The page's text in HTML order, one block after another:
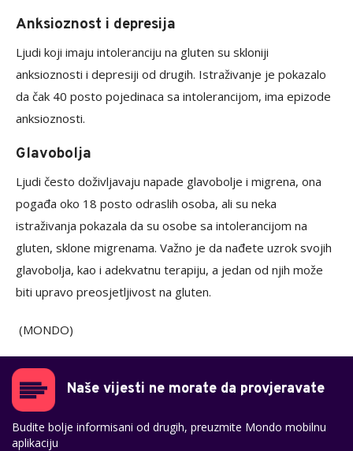
Anksioznost i depresija
Ljudi koji imaju intoleranciju na gluten su skloniji
anksioznosti i depresiji od drugih. Istraživanje je pokazalo
da čak 40 posto pojedinaca sa intolerancijom, ima epizode
anksioznosti.
Glavobolja
Ljudi često doživljavaju napade glavobolje i migrena, ona
pogađa oko 18 posto odraslih osoba, ali su neka
istraživanja pokazala da su osobe sa intolerancijom na
gluten, sklone migrenama. Važno je da nađete uzrok svojih
glavobolja, kao i adekvatnu terapiju, a jedan od njih može
biti upravo preosjetljivost na gluten.
(MONDO)
Naše vijesti ne morate da provjeravate
Budite bolje informisani od drugih, preuzmite Mondo mobilnu
aplikaciju